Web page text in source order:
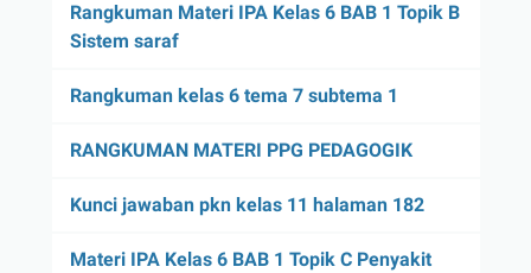
Rangkuman Materi IPA Kelas 6 BAB 1 Topik B
Sistem saraf
Rangkuman kelas 6 tema 7 subtema 1
RANGKUMAN MATERI PPG PEDAGOGIK
Kunci jawaban pkn kelas 11 halaman 182
Materi IPA Kelas 6 BAB 1 Topik C Penyakit